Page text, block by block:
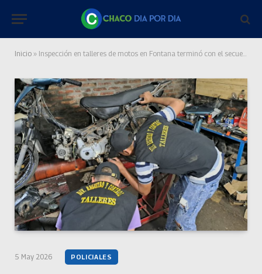
Inicio » Inspección en talleres de motos en Fontana terminó con el secuestro de un motor robado
5 May 2026 POLICIALES